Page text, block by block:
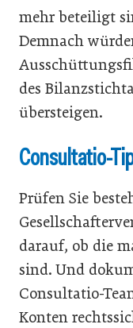
mehr beteiligt
Demnach
des
übersteigen.
Consultatio-
Prüfen Sie
darauf, ob die
sind. Und
Consultatio-
Konten